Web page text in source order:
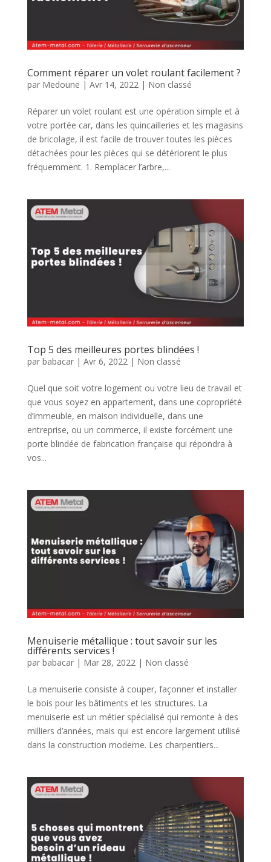
Comment réparer un volet roulant facilement ?
par Medoune | Avr 14, 2022| Non classé
Réparer un volet roulant est une opération simple et à
votre portée car, dans les quincailleries et les magasins
de bricolage, il est facile de trouver toutes les pièces
détachées pour les pièces qui se détériorent le plus
fréquemment. 1. Remplacer l’arbre,...
Top 5 des meilleures portes blindées !
par babacar| Avr 6, 2022| Non classé
Quel que soit votre logement ou votre lieu de travail et
que vous soyez en appartement, dans une copropriété
d’immeuble, en maison individuelle, dans une
entreprise, ou un commerce, il existe forcément une
porte blindée de fabrication française qui répondra à
vos...
Menuiserie métallique : tout savoir sur les
différents services !
par babacar| Mar 28, 2022| Non classé
La menuiserie consiste à couper, façonner et installer
le bois pour les bâtiments et les structures. La
menuiserie est un métier spécialisé qui remonte à des
milliers d’années, mais qui est encore largement utilisé
dans la construction moderne. Les charpentiers...